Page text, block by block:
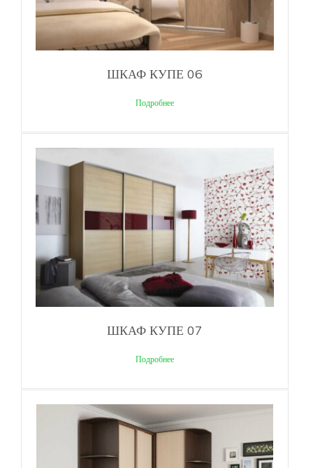
ШКАФ КУПЕ 06
Подробнее
ШКАФ КУПЕ 07
Подробнее